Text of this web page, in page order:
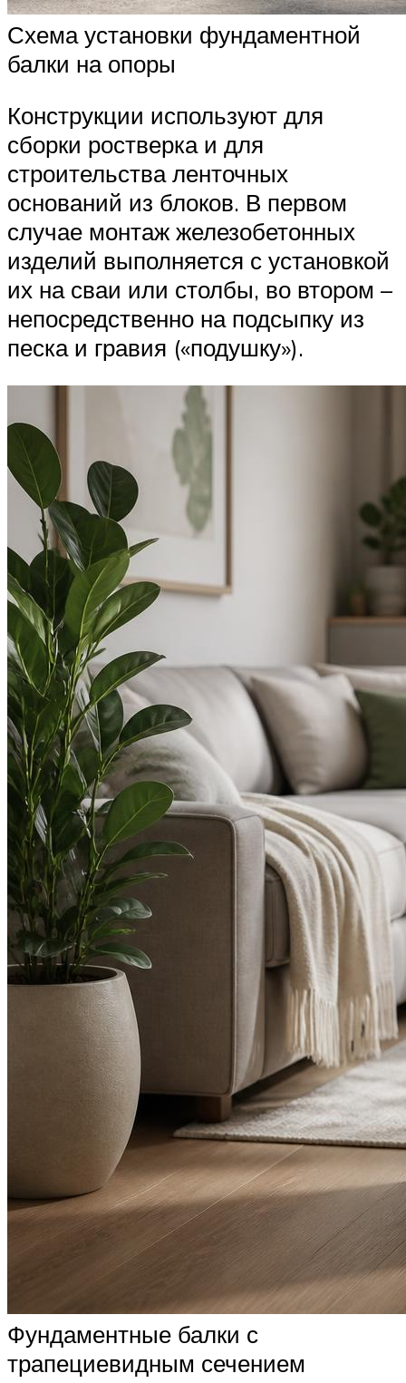
Схема установки фундаментной
балки на опоры
Конструкции используют для
сборки ростверка и для
строительства ленточных
оснований из блоков. В первом
случае монтаж железобетонных
изделий выполняется с установкой
их на сваи или столбы, во втором –
непосредственно на подсыпку из
песка и гравия («подушку»).
Фундаментные балки с
трапециевидным сечением